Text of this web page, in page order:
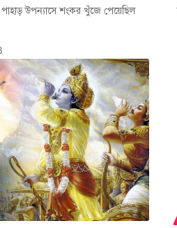
পাহাড় উপন্যাসে শংকর খুঁজে পেয়েছিল